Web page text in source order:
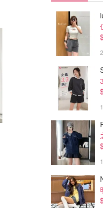
$65.00
白边撞色修身T恤
Calvin Klein Canada